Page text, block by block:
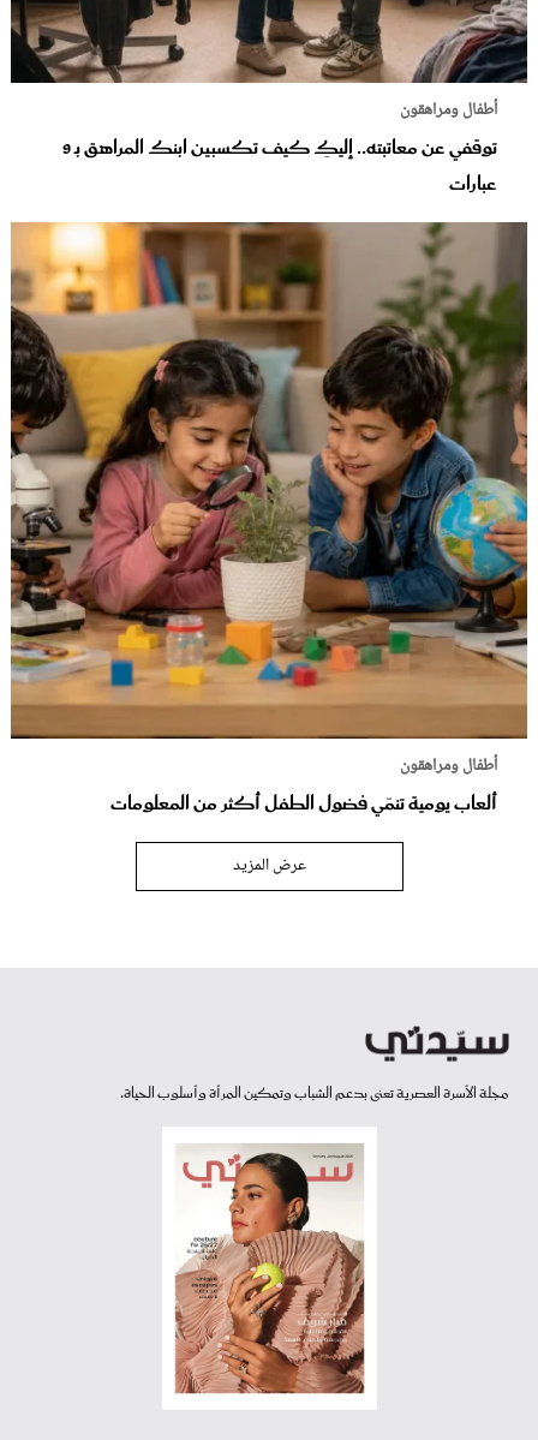
أطفال ومراهقون
توقفي عن معاتبته.. إليكِ كيف تكسبين ابنك المراهق بـ 9
عبارات
أطفال ومراهقون
ألعاب يومية تنمّي فضول الطفل أكثر من المعلومات
عرض المزيد
مجلة الأسرة العصرية تعنى بدعم الشباب وتمكين المرأة وأسلوب الحياة.